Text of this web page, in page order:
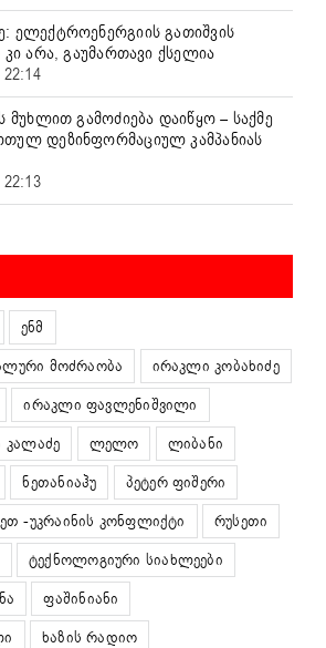
ელექტროენერგიის გათიშვის
კი არა, გაუმართავი ქსელია
მუხლით გამოძიება დაიწყო – საქმე
დეზინფორმაციულ კამპანიას
ენმ
მოძრაობა
ირაკლი კობახიძე
ირაკლი ფავლენიშვილი
კალაძე ლელო
ლიბანი
ნეთანიაჰუ
პეტერ ფიშერი
-უკრაინის კონფლიქტი
რუსეთი
ტექნოლოგიური სიახლეები
ფაშინიანი
ხაზის რადიო